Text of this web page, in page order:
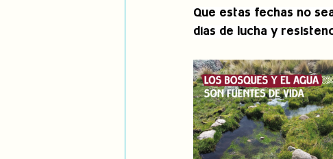
Que estas fechas no
días de lucha y